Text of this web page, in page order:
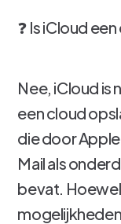
❓ Is iCloud
Nee, iCloud is
een cloud
die door
Mail als
bevat.